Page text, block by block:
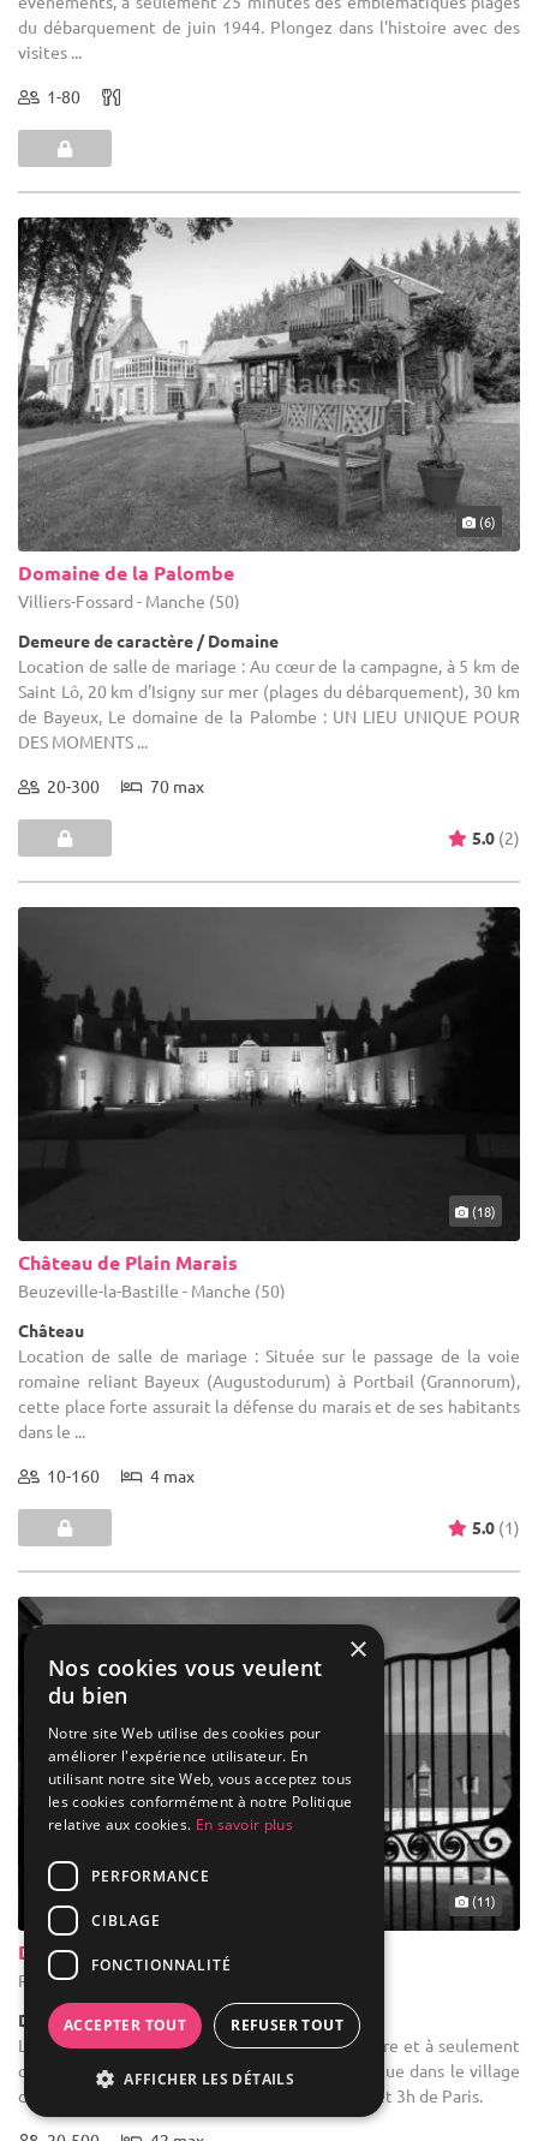
du débarquement de juin 1944. Plongez dans l'histoire avec des
visites ...
1-80
(6)
Domaine de la Palombe
Villiers-Fossard - Manche (50)
Demeure de caractère / Domaine
Location de salle de mariage : Au cœur de la campagne, à 5 km de
Saint Lô, 20 km d'Isigny sur mer (plages du débarquement), 30 km
de Bayeux, Le domaine de la Palombe : UN LIEU UNIQUE POUR
DES MOMENTS ...
20-300 70 max
5.0 (2)
(18)
Château de Plain Marais
Beuzeville-la-Bastille - Manche (50)
Château
Location de salle de mariage : Située sur le passage de la voie
romaine reliant Bayeux (Augustodurum) à Portbail (Grannorum),
cette place forte assurait la défense du marais et de ses habitants
dans le ...
10-160 4 max
5.0 (1)
(11)
Domaine de Ravenoville
Ravenoville - Manche (50)
Demeure de caractère / Domaine
Location de salle de mariage : Entouré de verdure et à seulement
quelques minutes des plages, le Domaine se situe dans le village
de Ravenoville, à 1h de Bayeux, à 1h20 de Caen et 3h de Paris.
×
Nos cookies vous veulent
du bien
Notre site Web utilise des cookies pour
améliorer l'expérience utilisateur. En
utilisant notre site Web, vous acceptez tous
les cookies conformément à notre Politique
relative aux cookies. En savoir plus
PERFORMANCE
CIBLAGE
FONCTIONNALITÉ
ACCEPTER TOUT REFUSER TOUT
AFFICHER LES DÉTAILS